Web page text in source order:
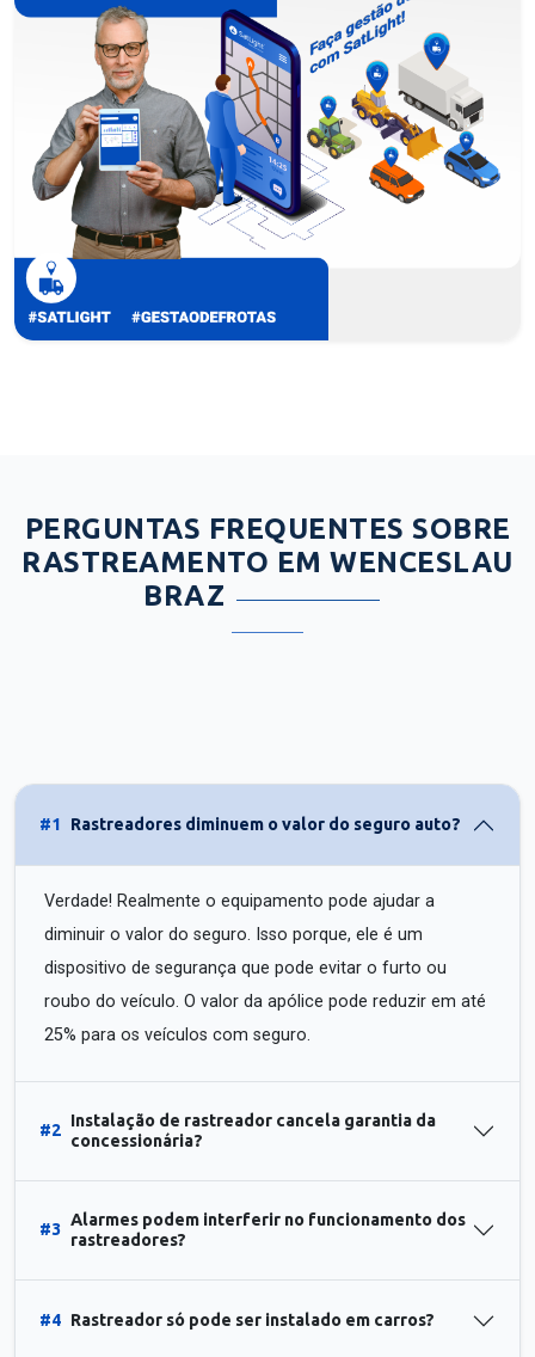
PERGUNTAS FREQUENTES SOBRE
RASTREAMENTO EM WENCESLAU
BRAZ
#1 Rastreadores diminuem o valor do seguro auto?
Verdade! Realmente o equipamento pode ajudar a
diminuir o valor do seguro. Isso porque, ele é um
dispositivo de segurança que pode evitar o furto ou
roubo do veículo. O valor da apólice pode reduzir em até
25% para os veículos com seguro.
#2
Instalação de rastreador cancela garantia da
concessionária?
#3
Alarmes podem interferir no funcionamento dos
rastreadores?
#4 Rastreador só pode ser instalado em carros?